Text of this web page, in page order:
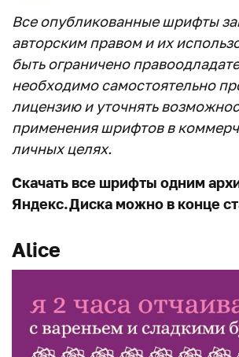
Все опубликованные шрифты
авторским правом и их
быть ограничено
необходимо самостоятельно
лицензию и уточнять
применения шрифтов в
личных целях.
Скачать все шрифты одним
Яндекс.Диска можно в конце
Alice